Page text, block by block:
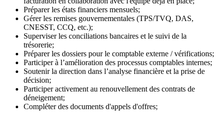
Préparer les états financiers mensuels;
Gérer les remises gouvernementales (TPS/TVQ, DAS,
CNESST, CCQ, etc.);
Superviser les conciliations bancaires et le suivi de la
trésorerie;
Préparer les dossiers pour le comptable externe / vérifications;
Participer à l’amélioration des processus comptables internes;
Soutenir la direction dans l’analyse financière et la prise de
décision;
Participer activement au renouvellement des contrats de
déneigement;
Compléter des documents d'appels d'offres;